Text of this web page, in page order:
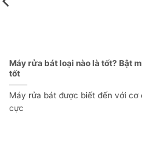
Máy rửa bát loại nào là tốt? Bật
tốt
Máy rửa bát được biết đến với
cực